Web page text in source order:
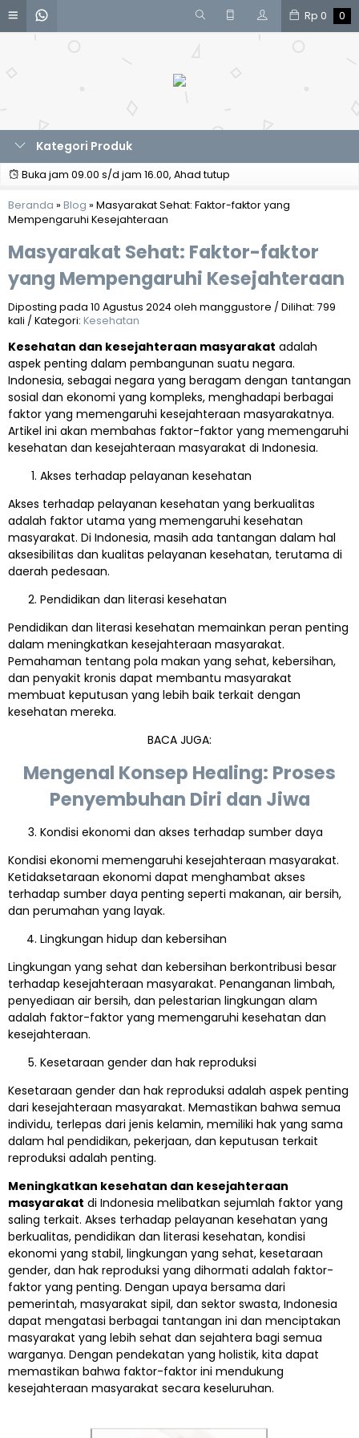
Rp 0 0
Kategori Produk
Buka jam 09.00 s/d jam 16.00, Ahad tutup
Beranda » Blog » Masyarakat Sehat: Faktor-faktor yang
Mempengaruhi Kesejahteraan
Masyarakat Sehat: Faktor-faktor
yang Mempengaruhi Kesejahteraan
Diposting pada 10 Agustus 2024 oleh manggustore / Dilihat: 799
kali / Kategori: Kesehatan
Kesehatan dan kesejahteraan masyarakat adalah
aspek penting dalam pembangunan suatu negara.
Indonesia, sebagai negara yang beragam dengan tantangan
sosial dan ekonomi yang kompleks, menghadapi berbagai
faktor yang memengaruhi kesejahteraan masyarakatnya.
Artikel ini akan membahas faktor-faktor yang memengaruhi
kesehatan dan kesejahteraan masyarakat di Indonesia.
Akses terhadap pelayanan kesehatan
Akses terhadap pelayanan kesehatan yang berkualitas
adalah faktor utama yang memengaruhi kesehatan
masyarakat. Di Indonesia, masih ada tantangan dalam hal
aksesibilitas dan kualitas pelayanan kesehatan, terutama di
daerah pedesaan.
Pendidikan dan literasi kesehatan
Pendidikan dan literasi kesehatan memainkan peran penting
dalam meningkatkan kesejahteraan masyarakat.
Pemahaman tentang pola makan yang sehat, kebersihan,
dan penyakit kronis dapat membantu masyarakat
membuat keputusan yang lebih baik terkait dengan
kesehatan mereka.
BACA JUGA:
Mengenal Konsep Healing: Proses
Penyembuhan Diri dan Jiwa
Kondisi ekonomi dan akses terhadap sumber daya
Kondisi ekonomi memengaruhi kesejahteraan masyarakat.
Ketidaksetaraan ekonomi dapat menghambat akses
terhadap sumber daya penting seperti makanan, air bersih,
dan perumahan yang layak.
Lingkungan hidup dan kebersihan
Lingkungan yang sehat dan kebersihan berkontribusi besar
terhadap kesejahteraan masyarakat. Penanganan limbah,
penyediaan air bersih, dan pelestarian lingkungan alam
adalah faktor-faktor yang memengaruhi kesehatan dan
kesejahteraan.
Kesetaraan gender dan hak reproduksi
Kesetaraan gender dan hak reproduksi adalah aspek penting
dari kesejahteraan masyarakat. Memastikan bahwa semua
individu, terlepas dari jenis kelamin, memiliki hak yang sama
dalam hal pendidikan, pekerjaan, dan keputusan terkait
reproduksi adalah penting.
Meningkatkan kesehatan dan kesejahteraan
masyarakat di Indonesia melibatkan sejumlah faktor yang
saling terkait. Akses terhadap pelayanan kesehatan yang
berkualitas, pendidikan dan literasi kesehatan, kondisi
ekonomi yang stabil, lingkungan yang sehat, kesetaraan
gender, dan hak reproduksi yang dihormati adalah faktor-
faktor yang penting. Dengan upaya bersama dari
pemerintah, masyarakat sipil, dan sektor swasta, Indonesia
dapat mengatasi berbagai tantangan ini dan menciptakan
masyarakat yang lebih sehat dan sejahtera bagi semua
warganya. Dengan pendekatan yang holistik, kita dapat
memastikan bahwa faktor-faktor ini mendukung
kesejahteraan masyarakat secara keseluruhan.